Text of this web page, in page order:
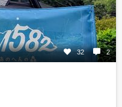
32 2